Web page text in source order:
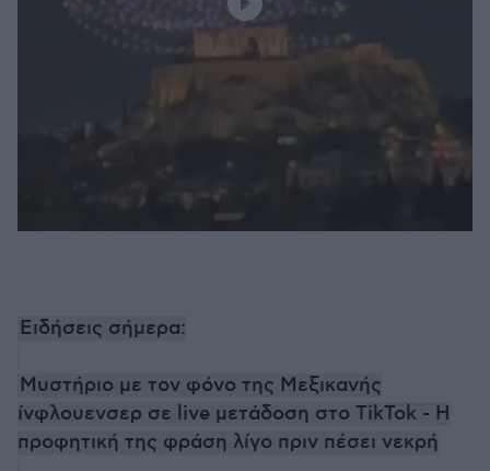
Ειδήσεις σήμερα:
Μυστήριο με τον φόνο της Μεξικανής
ίνφλουενσερ σε live μετάδοση στο TikTok - Η
προφητική της φράση λίγο πριν πέσει νεκρή